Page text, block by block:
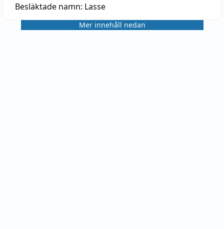
Besläktade namn: Lasse
Mer innehåll nedan